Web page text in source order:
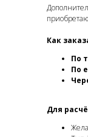
Как
По
По
Для